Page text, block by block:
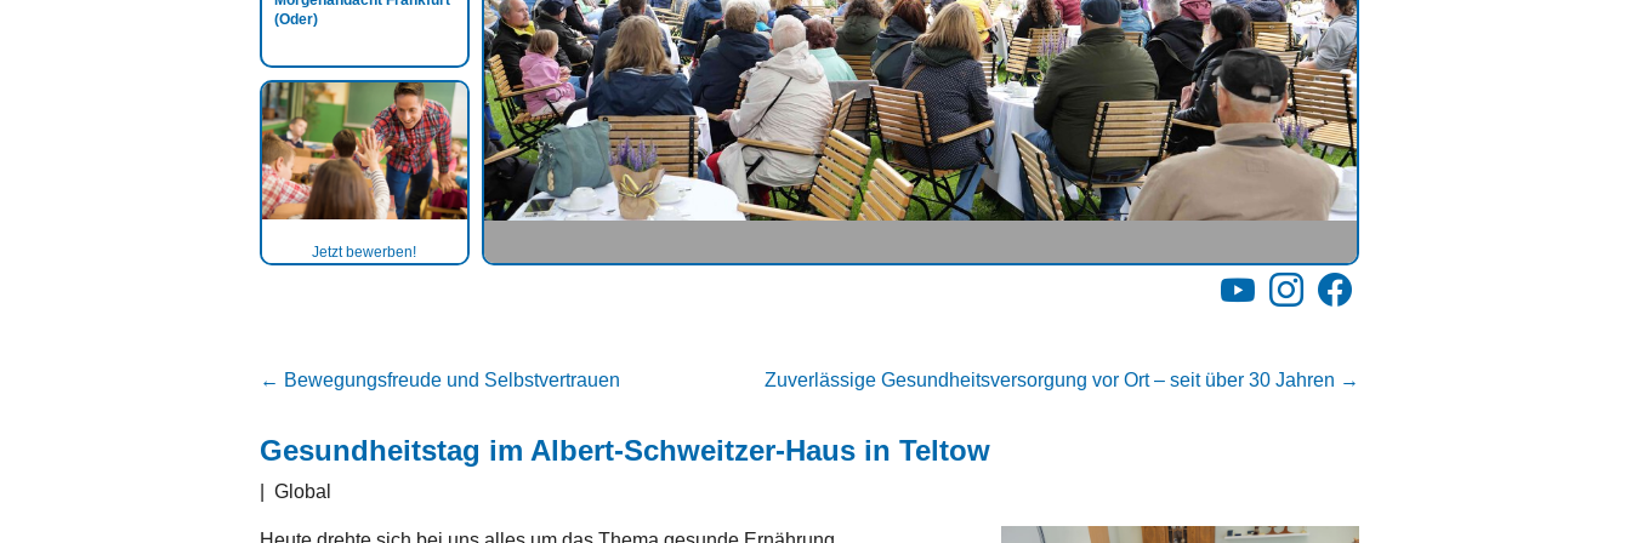
(Oder)
Jetzt bewerben!
YouTubeInstagramFacebook
← Bewegungsfreude und Selbstvertrauen Zuverlässige Gesundheitsversorgung vor Ort – seit über 30 Jahren →
Gesundheitstag im Albert-Schweitzer-Haus in Teltow
Global